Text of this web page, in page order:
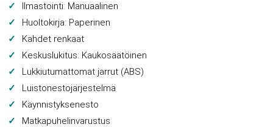
Ilmastointi: Manuaalinen
Huoltokirja: Paperinen
Kahdet renkaat
Keskuslukitus: Kaukosäätöinen
Lukkiutumattomat jarrut (ABS)
Luistonestojärjestelmä
Käynnistyksenesto
Matkapuhelinvarustus